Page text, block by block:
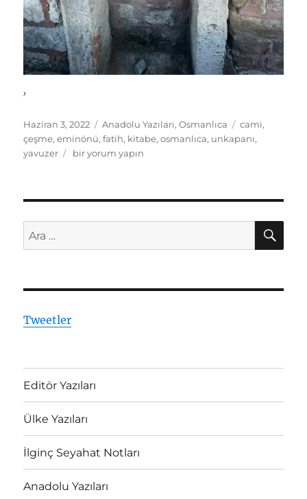
,
Yayın
tarihi
Haziran 3, 2022 Kategoriler
Anadolu Yazıları,Osmanlıca Etiketler
cami,
çeşme,eminönü,fatih, kitabe,osmanlıca, unkapanı,
yavuzer
Çeşme
bir yorum yapın
Ara:
Tweetler
Editör Yazıları
Ülke Yazıları
İlginç Seyahat Notları
Anadolu Yazıları